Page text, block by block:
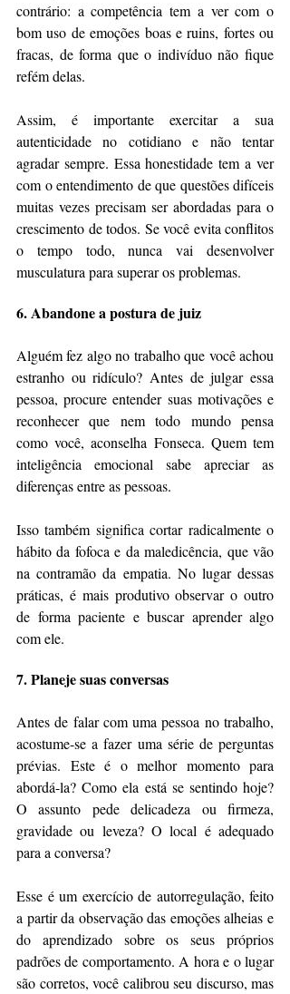
contrário: a competência tem a ver com o
bom uso de emoções boas e ruins, fortes ou
fracas, de forma que o indivíduo não fique
refém delas.
Assim, é importante exercitar a sua
autenticidade no cotidiano e não tentar
agradar sempre. Essa honestidade tem a ver
com o entendimento de que questões difíceis
muitas vezes precisam ser abordadas para o
crescimento de todos. Se você evita conflitos
o tempo todo, nunca vai desenvolver
musculatura para superar os problemas.
6. Abandone a postura de juiz
Alguém fez algo no trabalho que você achou
estranho ou ridículo? Antes de julgar essa
pessoa, procure entender suas motivações e
reconhecer que nem todo mundo pensa
como você, aconselha Fonseca. Quem tem
inteligência emocional sabe apreciar as
diferenças entre as pessoas.
Isso também significa cortar radicalmente o
hábito da fofoca e da maledicência, que vão
na contramão da empatia. No lugar dessas
práticas, é mais produtivo observar o outro
de forma paciente e buscar aprender algo
com ele.
7. Planeje suas conversas
Antes de falar com uma pessoa no trabalho,
acostume-se a fazer uma série de perguntas
prévias. Este é o melhor momento para
abordá-la? Como ela está se sentindo hoje?
O assunto pede delicadeza ou firmeza,
gravidade ou leveza? O local é adequado
para a conversa?
Esse é um exercício de autorregulação, feito
a partir da observação das emoções alheias e
do aprendizado sobre os seus próprios
padrões de comportamento. A hora e o lugar
são corretos, você calibrou seu discurso, mas